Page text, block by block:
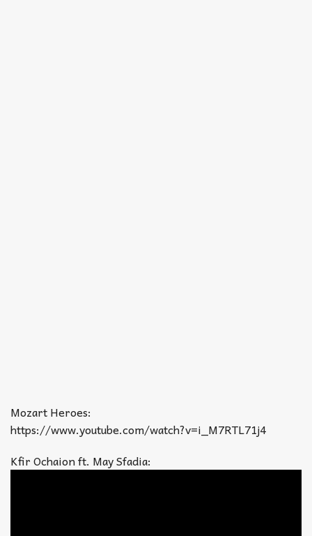
Mozart Heroes:
https://www.youtube.com/watch?v=i_M7RTL71j4
Kfir Ochaion ft. May Sfadia: